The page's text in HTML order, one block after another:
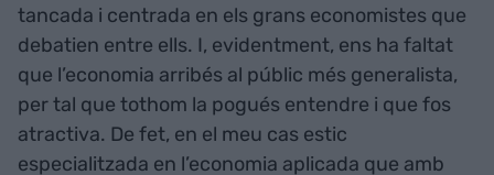
tancada i centrada en els grans economistes que
debatien entre ells. I, evidentment, ens ha faltat
que l’economia arribés al públic més generalista,
per tal que tothom la pogués entendre i que fos
atractiva. De fet, en el meu cas estic
especialitzada en l’economia aplicada que amb